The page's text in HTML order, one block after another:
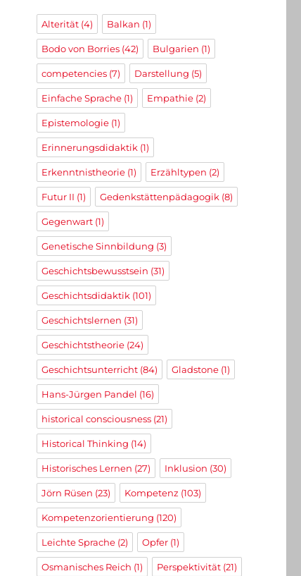
Alterität(4) Balkan (1)
Bodo von Borries(42) Bulgarien (1)
competencies(7) Darstellung (5)
Einfache Sprache(1) Empathie(2)
Epistemologie(1)
Erinnerungsdidaktik (1)
Erkenntnistheorie(1) Erzähltypen (2)
Futur II (1) Gedenkstättenpädagogik (8)
Gegenwart(1)
Genetische Sinnbildung (3)
Geschichtsbewusstsein (31)
Geschichtsdidaktik (101)
Geschichtslernen (31)
Geschichtstheorie(24)
Geschichtsunterricht(84) Gladstone(1)
Hans-Jürgen Pandel (16)
historical consciousness(21)
Historical Thinking (14)
Historisches Lernen (27) Inklusion (30)
Jörn Rüsen (23) Kompetenz (103)
Kompetenzorientierung (120)
Leichte Sprache(2) Opfer(1)
Osmanisches Reich (1) Perspektivität(21)